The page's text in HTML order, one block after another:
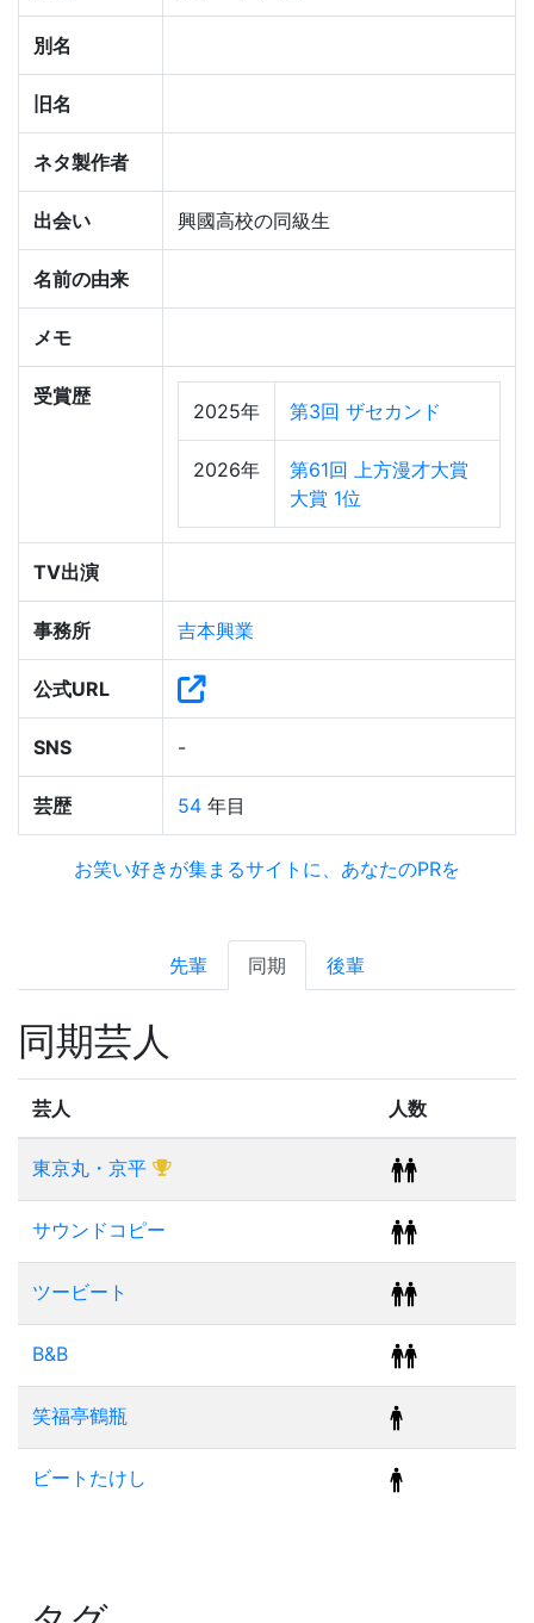
別名
旧名
ネタ製作者
出会い 興國高校の同級生
名前の由来
メモ
受賞歴
2025年 第3回 ザセカンド
2026年
第61回 上方漫才大賞
大賞 1位
TV出演
事務所 吉本興業
公式URL
SNS -
芸歴 54 年目
お笑い好きが集まるサイトに、あなたのPRを
先輩 同期 後輩
同期芸人
芸人 人数
東京丸・京平
サウンドコピー
ツービート
B&B
笑福亭鶴瓶
ビートたけし